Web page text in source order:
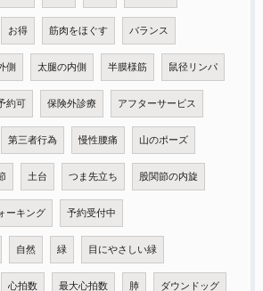
お得 筋肉をほぐす バランス
側 太腿の内側 半膜様筋 鼠径リンパ
約可 保険外診療 アフターサービス
第三者行為 慢性腰痛 山のポーズ
土台 つま先立ち 股関節の内旋
ーキング 予約受付中
自然 緑 目にやさしい緑
心拍数 最大心拍数 肺 ダウンドッグ